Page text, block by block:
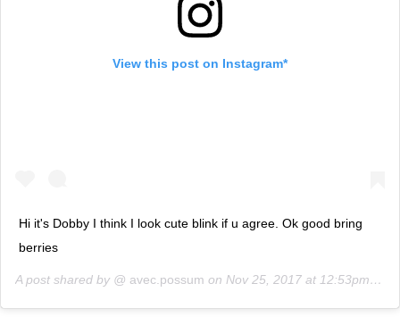
View this post on Instagram*
Hi it's Dobby I think I look cute blink if u agree. Ok good bring
berries
A post shared by @ avec.possum on Nov 25, 2017 at 12:53pm PST